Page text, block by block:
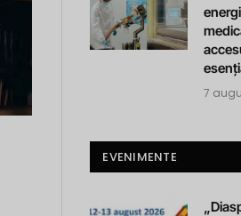
7
EVENIMENTE